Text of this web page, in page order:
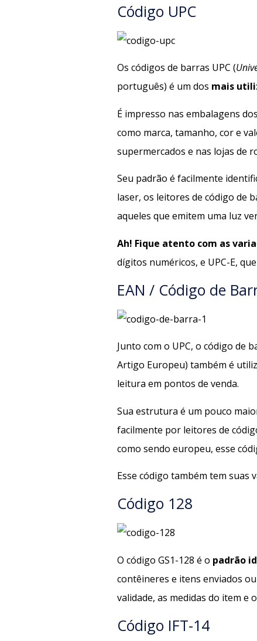
Código UPC
Os códigos de barras UPC (
português) é um dos mais
É impresso nas embalagens
como marca, tamanho, cor e
supermercados e nas lojas de
Seu padrão é facilmente
laser, os leitores de código de
aqueles que emitem uma luz
Ah! Fique atento com as
dígitos numéricos, e UPC-E,
EAN / Código de
Junto com o UPC, o código de
Artigo Europeu) também é
leitura em pontos de venda.
Sua estrutura é um pouco
facilmente por leitores de
como sendo europeu, esse
Esse código também tem suas
Código 128
O código GS1-128 é o padrão
contêineres e itens enviados
validade, as medidas do item e
Código IFT-14